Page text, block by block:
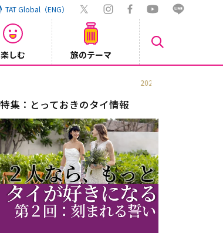
TAT Global（ENG）
楽しむ 旅のテーマ
特集：とっておきのタイ情報